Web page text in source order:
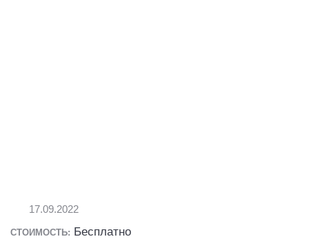
17.09.2022
СТОИМОСТЬ: Бесплатно